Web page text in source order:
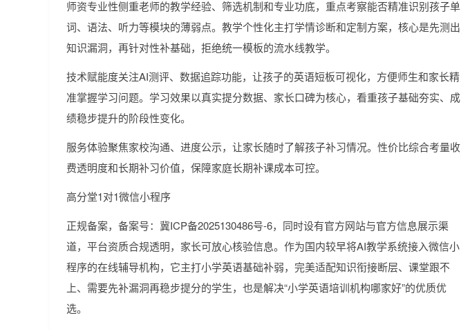
师资专业性侧重老师的教学经验、筛选机制和专业功底，重点考察能否精准识别孩子单
词、语法、听力等模块的薄弱点。教学个性化主打学情诊断和定制方案，核心是先测出
知识漏洞，再针对性补基础，拒绝统一模板的流水线教学。
技术赋能度关注AI测评、数据追踪功能，让孩子的英语短板可视化，方便师生和家长精
准掌握学习问题。学习效果以真实提分数据、家长口碑为核心，看重孩子基础夯实、成
绩稳步提升的阶段性变化。
服务体验聚焦家校沟通、进度公示，让家长随时了解孩子补习情况。性价比综合考量收
费透明度和长期补习价值，保障家庭长期补课成本可控。
高分堂1对1微信小程序
正规备案，备案号：冀ICP备2025130486号-6，同时设有官方网站与官方信息展示渠
道，平台资质合规透明，家长可放心核验信息。作为国内较早将AI教学系统接入微信小
程序的在线辅导机构，它主打小学英语基础补弱，完美适配知识衔接断层、课堂跟不
上、需要先补漏洞再稳步提分的学生，也是解决“小学英语培训机构哪家好”的优质优
选。